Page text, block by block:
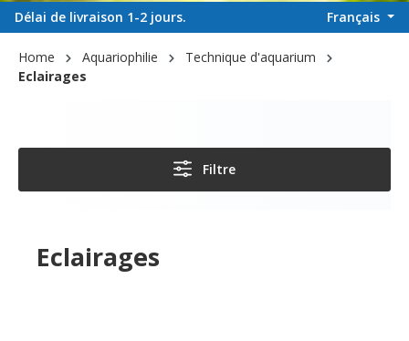
Délai de livraison 1-2 jours. Français
Home Aquariophilie
Technique d'aquarium
Eclairages
Filtre
Eclairages